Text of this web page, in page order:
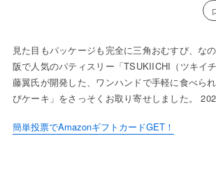
見た目もパッケージも完全に三角おむすび、な
阪で人気のパティスリー「TSUKIICHI（ツキイ
藤翼氏が開発した、ワンハンドで手軽に食べら
びケーキ」をさっそくお取り寄せしました。
簡単投票でAmazonギフトカードGET！